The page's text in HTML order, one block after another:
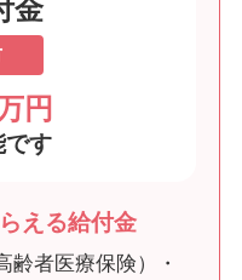
円
す
える給付金
者医療保険）・